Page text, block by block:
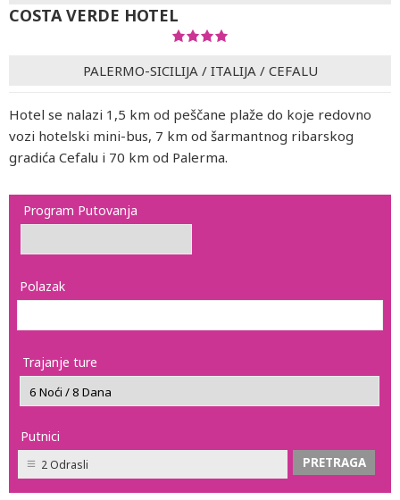
COSTA VERDE HOTEL
PALERMO-SICILIJA / ITALIJA / CEFALU
Hotel se nalazi 1,5 km od peščane plaže do koje redovno
vozi hotelski mini-bus, 7 km od šarmantnog ribarskog
gradića Cefalu i 70 km od Palerma.
Program Putovanja
Polazak
Trajanje ture
Putnici
2 Odrasli